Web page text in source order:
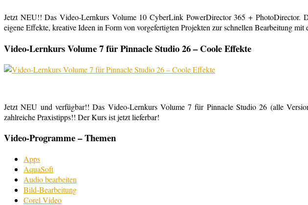
Jetzt NEU!! Das Video-Lernkurs Volume 10 CyberLink PowerDirector 365 + PhotoDirector.
eigene Effekte, kreative Ideen in Form von vorgefertigten Projekten zur schnellen Bearbeitung
Video-Lernkurs Volume 7 für Pinnacle Studio 26 – Coole Effekte
Jetzt NEU und verfügbar!! Das Video-Lernkurs Volume 7 für Pinnacle Studio 26 (alle
zahlreiche Praxistipps!! Der Kurs ist jetzt lieferbar!
Video-Programme – Themen
Apps
AquaSoft
Audio bearbeiten
Bild-Bearbeitung
Corel Video